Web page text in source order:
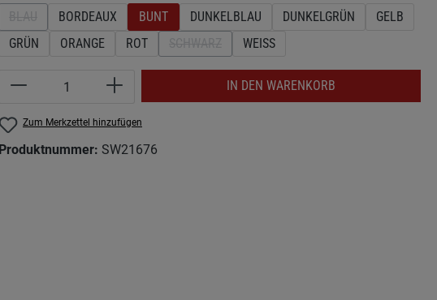
(DIESE OPTION IST ZURZEIT NICHT VERFÜGBAR.)
BORDEAUX BUNT DUNKELBLAU DUNKELGRÜN
GELB
GRÜN
ORANGE ROT
(DIESE OPTION IST ZURZEIT NICHT VERFÜGBAR.)
WEISS
Produkt Anzahl: Gib den gewünschten Wert ein
IN DEN WARENKORB
Zum Merkzettel hinzufügen
Produktnummer: SW21676